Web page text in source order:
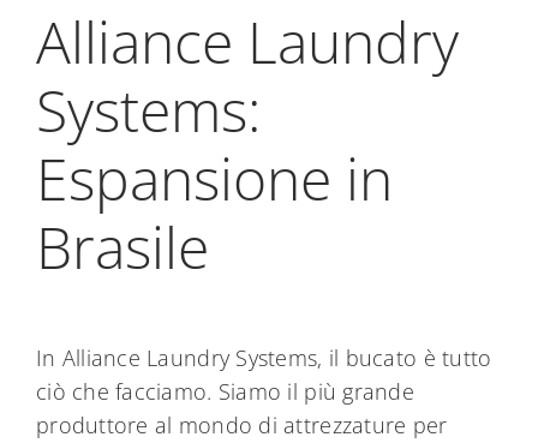
Investitori
My Alliance
Alliance Laundry
Systems:
Espansione in
Brasile
In Alliance Laundry Systems, il bucato è tutto
ciò che facciamo. Siamo il più grande
produttore al mondo di attrezzature per